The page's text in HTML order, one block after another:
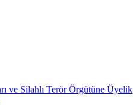
ve Silahlı Terör Örgütüne Üyelik